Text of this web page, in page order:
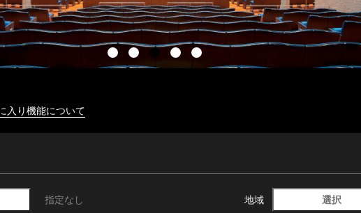
入り機能について
指定なし 地域 選択